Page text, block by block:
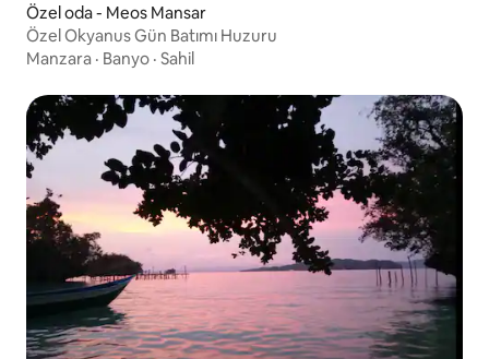
Özel oda - Meos Mansar
Özel Okyanus Gün Batımı Huzuru
Manzara · Banyo · Sahil